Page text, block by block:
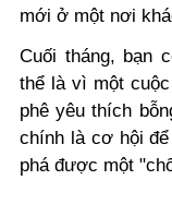
mới ở một nơi
Cuối tháng, bạn
thể là vì một
phê yêu thích
chính là cơ hội
phá được một